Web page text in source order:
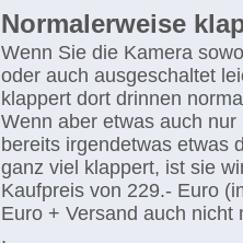
Normalerweise
Wenn Sie die Kamera
oder auch ausgeschaltet
klappert dort drinnen
Wenn aber etwas auch
bereits irgendetwas etwas
ganz viel klappert, ist sie
Kaufpreis von 229.- Euro
Euro + Versand auch nicht
.